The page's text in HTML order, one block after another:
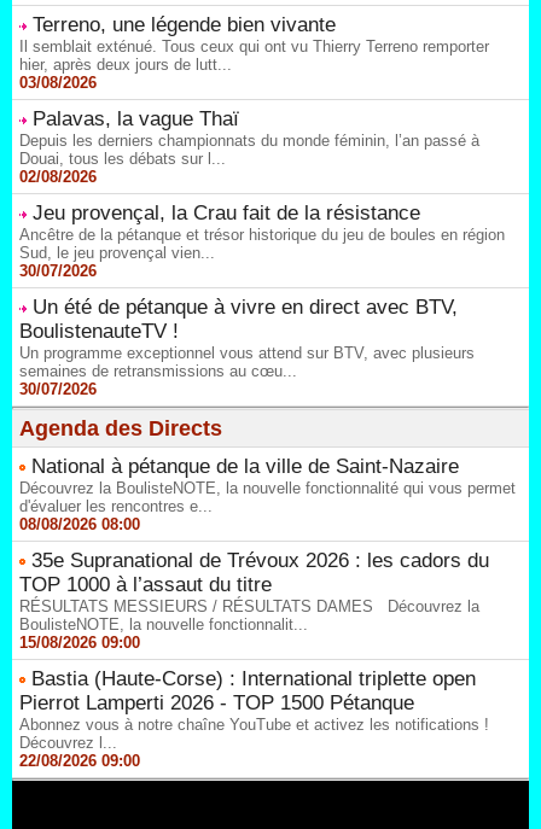
Terreno, une légende bien vivante
Il semblait exténué. Tous ceux qui ont vu Thierry Terreno remporter
hier, après deux jours de lutt...
03/08/2026
Palavas, la vague Thaï
Depuis les derniers championnats du monde féminin, l’an passé à
Douai, tous les débats sur l...
02/08/2026
Jeu provençal, la Crau fait de la résistance
Ancêtre de la pétanque et trésor historique du jeu de boules en région
Sud, le jeu provençal vien...
30/07/2026
Un été de pétanque à vivre en direct avec BTV,
BoulistenauteTV !
Un programme exceptionnel vous attend sur BTV, avec plusieurs
semaines de retransmissions au cœu...
30/07/2026
Agenda des Directs
National à pétanque de la ville de Saint-Nazaire
Découvrez la BoulisteNOTE, la nouvelle fonctionnalité qui vous permet
d'évaluer les rencontres e...
08/08/2026 08:00
35e Supranational de Trévoux 2026 : les cadors du
TOP 1000 à l’assaut du titre
RÉSULTATS MESSIEURS / RÉSULTATS DAMES Découvrez la
BoulisteNOTE, la nouvelle fonctionnalit...
15/08/2026 09:00
Bastia (Haute-Corse) : International triplette open
Pierrot Lamperti 2026 - TOP 1500 Pétanque
Abonnez vous à notre chaîne YouTube et activez les notifications !
Découvrez l...
22/08/2026 09:00